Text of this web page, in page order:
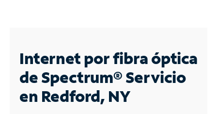
Business
Contáctanos
Internet por fibra óptica
de Spectrum®Servicio
en Redford, NY